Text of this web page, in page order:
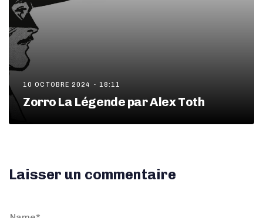
10 OCTOBRE 2024 - 18:11
Zorro La Légende par Alex Toth
Laisser un commentaire